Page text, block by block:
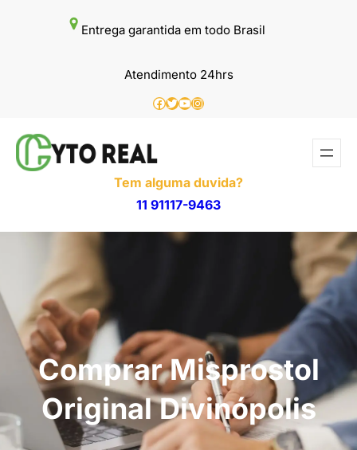
Entrega garantida em todo Brasil
Atendimento 24hrs
Facebook
Twitter
Youtube
Instagram
Tem alguma duvida?
11 91117-9463
Comprar Misprostol
Original Divinópolis